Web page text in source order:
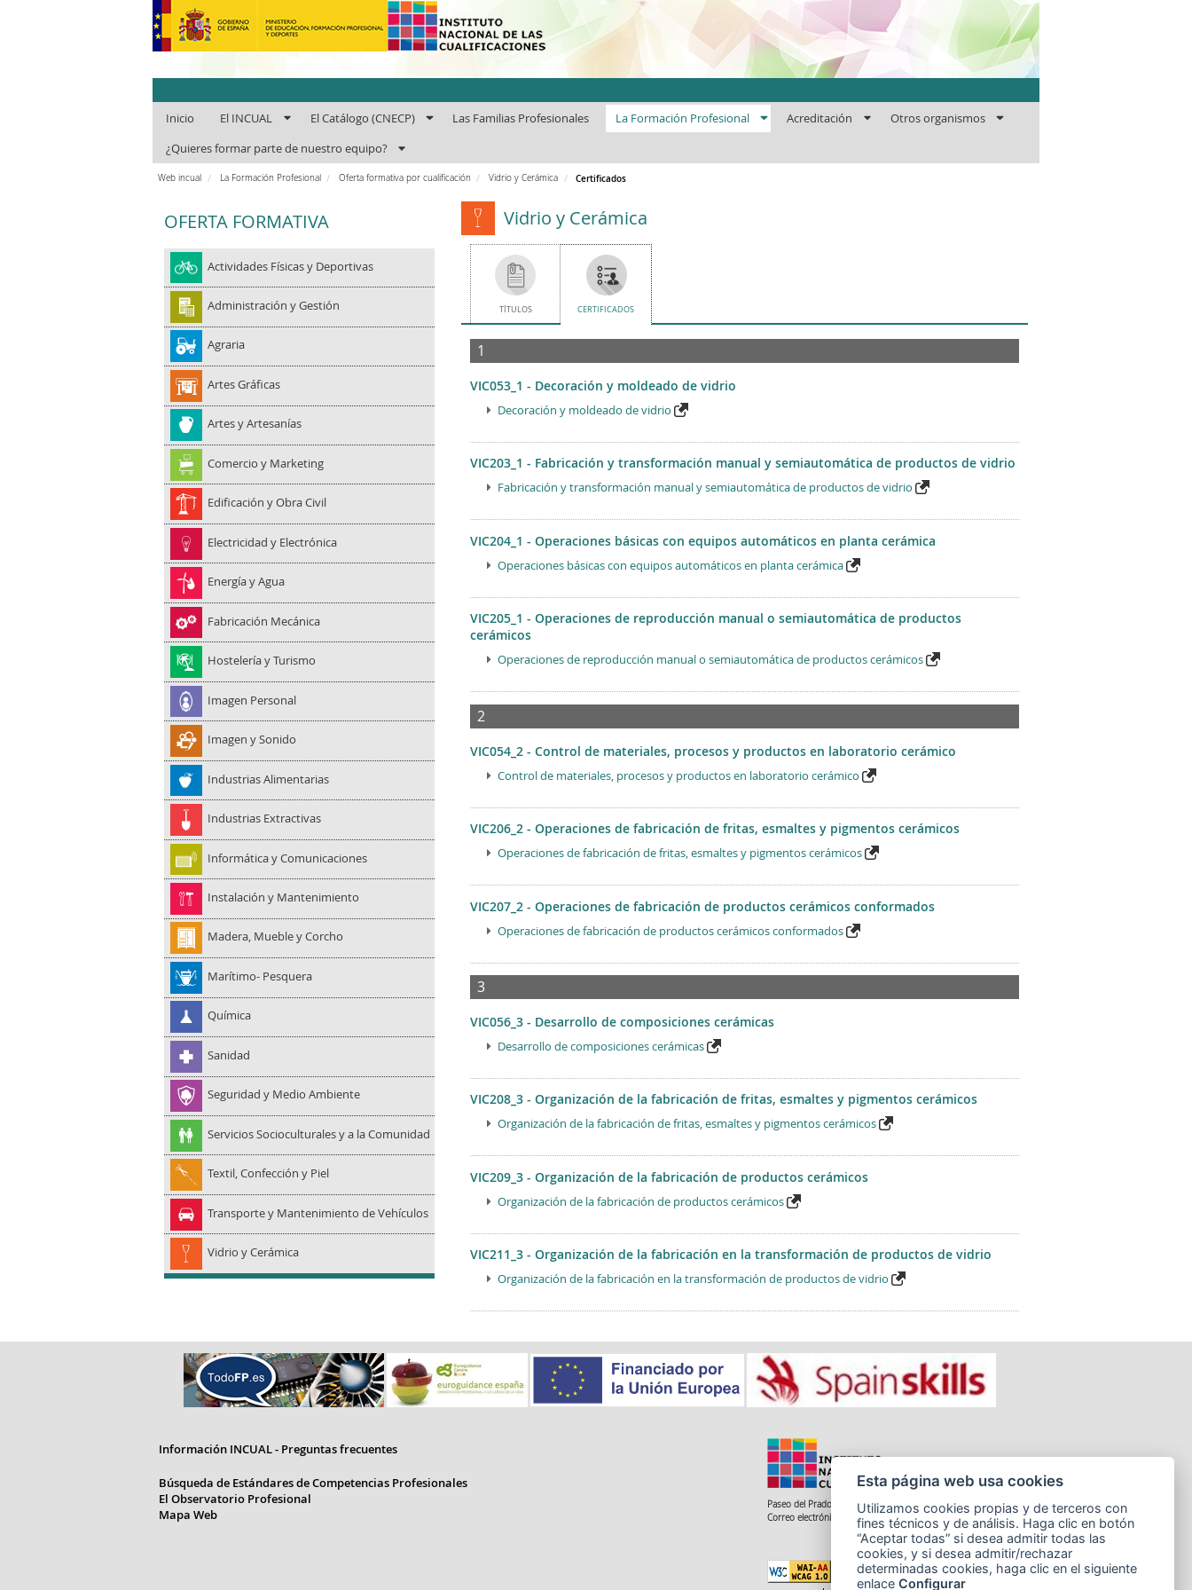
INCUAl - Instituto Nacional de las Cualificaciones
Inicio El INCUAL El Catálogo (CNECP) Las Familias Profesionales La Formación Profesional Acreditación Otros organismos
¿Quieres formar parte de nuestro equipo?
Web incual La Formación Profesional Oferta formativa por cualificación Vidrio y Cerámica Certificados
OFERTA FORMATIVA
Actividades Físicas y Deportivas
Administración y Gestión
Agraria
Artes Gráficas
Artes y Artesanías
Comercio y Marketing
Edificación y Obra Civil
Electricidad y Electrónica
Energía y Agua
Fabricación Mecánica
Hostelería y Turismo
Imagen Personal
Imagen y Sonido
Industrias Alimentarias
Industrias Extractivas
Informática y Comunicaciones
Instalación y Mantenimiento
Madera, Mueble y Corcho
Marítimo- Pesquera
Química
Sanidad
Seguridad y Medio Ambiente
Servicios Socioculturales y a la Comunidad
Textil, Confección y Piel
Transporte y Mantenimiento de Vehículos
Vidrio y Cerámica
Vidrio y Cerámica
TÍTULOS CERTIFICADOS
1
VIC053_1 - Decoración y moldeado de vidrio
Decoración y moldeado de vidrio
VIC203_1 - Fabricación y transformación manual y semiautomática de productos de vidrio
Fabricación y transformación manual y semiautomática de productos de vidrio
VIC204_1 - Operaciones básicas con equipos automáticos en planta cerámica
Operaciones básicas con equipos automáticos en planta cerámica
VIC205_1 - Operaciones de reproducción manual o semiautomática de productos
cerámicos
Operaciones de reproducción manual o semiautomática de productos cerámicos
2
VIC054_2 - Control de materiales, procesos y productos en laboratorio cerámico
Control de materiales, procesos y productos en laboratorio cerámico
VIC206_2 - Operaciones de fabricación de fritas, esmaltes y pigmentos cerámicos
Operaciones de fabricación de fritas, esmaltes y pigmentos cerámicos
VIC207_2 - Operaciones de fabricación de productos cerámicos conformados
Operaciones de fabricación de productos cerámicos conformados
3
VIC056_3 - Desarrollo de composiciones cerámicas
Desarrollo de composiciones cerámicas
VIC208_3 - Organización de la fabricación de fritas, esmaltes y pigmentos cerámicos
Organización de la fabricación de fritas, esmaltes y pigmentos cerámicos
VIC209_3 - Organización de la fabricación de productos cerámicos
Organización de la fabricación de productos cerámicos
VIC211_3 - Organización de la fabricación en la transformación de productos de vidrio
Organización de la fabricación en la transformación de productos de vidrio
Información INCUAL - Preguntas frecuentes
Búsqueda de Estándares de Competencias Profesionales
El Observatorio Profesional
Mapa Web
Paseo del Prado 28, 1ª Planta - 28014 Madrid
Correo electrónico: informacion.incual@educacion.gob.es
Esta página web usa cookies
Utilizamos cookies propias y de terceros con
fines técnicos y de análisis. Haga clic en botón
“Aceptar todas” si desea admitir todas las
cookies, y si desea admitir/rechazar
determinadas cookies, haga clic en el siguiente
enlace Configurar